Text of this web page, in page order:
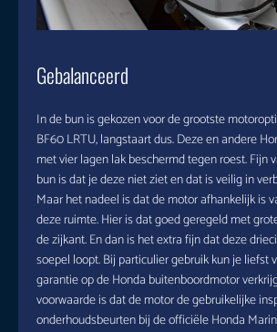
Gebalanceerd
In de bun is gekozen voor de grootste
BF60 LRTU, langstaart dus. Deze en andere
met vier lagen lak beschermd tegen roest. Fijn
bun is dat je deze niet ziet en dat is veilig in
Maar het nadeel is dat de motor afhankelijk is
deze ruimte. Hier is dat goed geregeld met
de zijkant. En dan is het extra fijn dat deze
soepel loopt. Bij particulier gebruik kun je liefst
garantie op de Honda buitenboordmotor
voorwaarde is dat de motor de gebruikelijke
onderhoudsbeurten bij de officiële Honda